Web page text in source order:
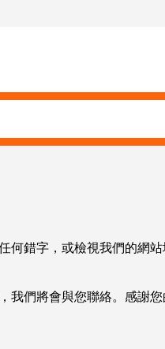
何錯字，或檢視我們的網
我們將會與您聯絡。感謝